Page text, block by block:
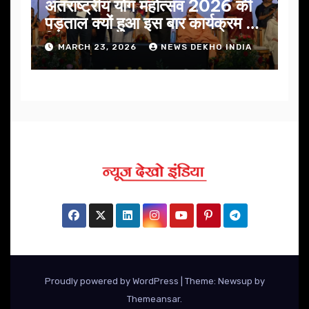
अंतराष्ट्रीय योग महोत्सव 2026 की
पड़ताल क्यों हुआ इस बार कार्यक्रम में
निखार
MARCH 23, 2026 NEWS DEKHO INDIA
Proudly powered by WordPress
Theme: Newsup by
Themeansar.